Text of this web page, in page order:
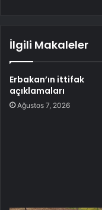
İlgili Makaleler
Erbakan’ın ittifak
açıklamaları
Ağustos 7, 2026